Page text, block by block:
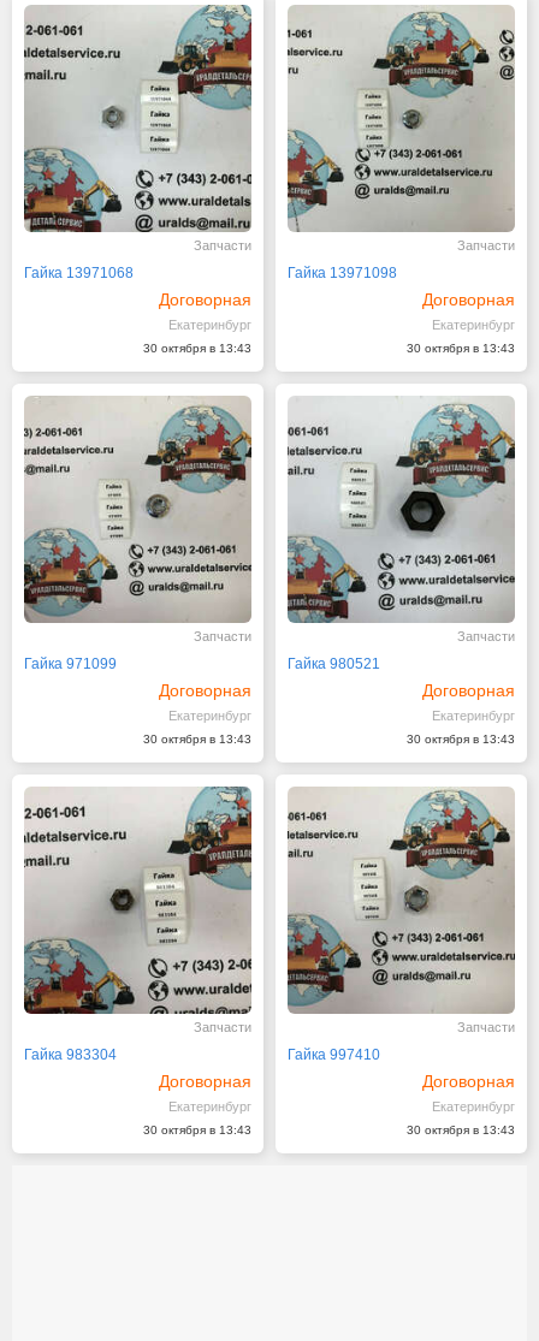
Запчасти
Гайка 13971068
Договорная
Екатеринбург
30 октября в 13:43
Запчасти
Гайка 13971098
Договорная
Екатеринбург
30 октября в 13:43
Запчасти
Гайка 971099
Договорная
Екатеринбург
30 октября в 13:43
Запчасти
Гайка 980521
Договорная
Екатеринбург
30 октября в 13:43
Запчасти
Гайка 983304
Договорная
Екатеринбург
30 октября в 13:43
Запчасти
Гайка 997410
Договорная
Екатеринбург
30 октября в 13:43